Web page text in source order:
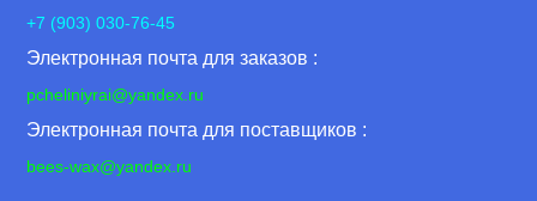
+7 (903) 030-76-45
Электронная почта для заказов :
pcheliniyrai@yandex.ru
Электронная почта для поставщиков :
bees-wax@yandex.ru